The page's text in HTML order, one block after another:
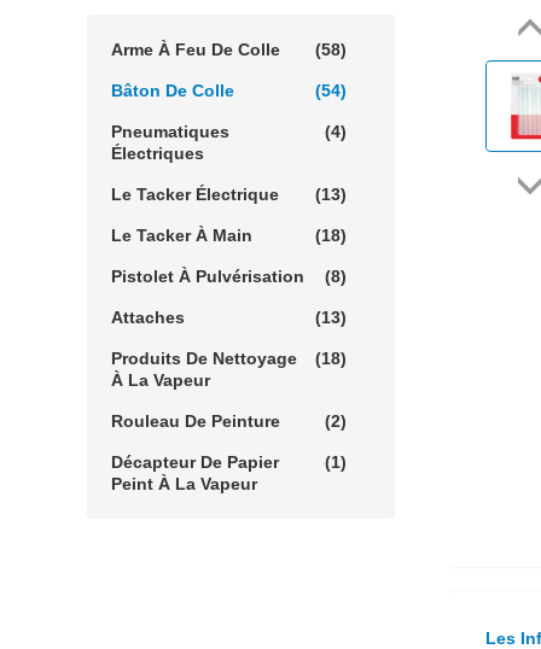
Arme À Feu De Colle (58)
Bâton De Colle (54)
Pneumatiques
Électriques
(4)
Le Tacker Électrique (13)
Le Tacker À Main (18)
Pistolet À Pulvérisation (8)
Attaches (13)
Produits De Nettoyage
À La Vapeur
(18)
Rouleau De Peinture (2)
Décapteur De Papier
Peint À La Vapeur
(1)
Les